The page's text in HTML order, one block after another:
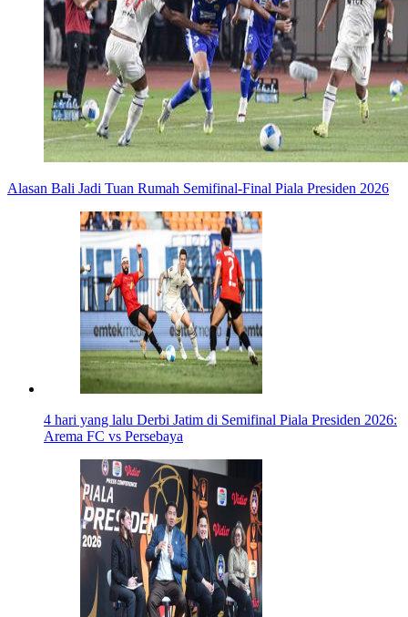
Alasan Bali Jadi Tuan Rumah Semifinal-Final Piala Presiden 2026
4 hari yang lalu Derbi Jatim di Semifinal Piala Presiden 2026:
Arema FC vs Persebaya